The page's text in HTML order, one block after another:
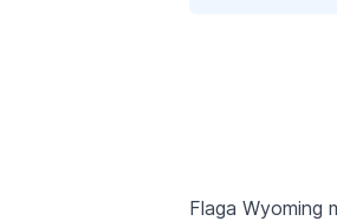
Flaga Wyoming